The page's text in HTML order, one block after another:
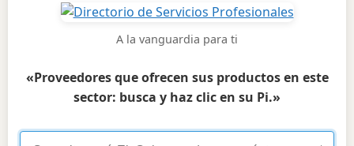
A la vanguardia para ti
«Proveedores que ofrecen sus productos en este
sector: busca y haz clic en su Pi.»